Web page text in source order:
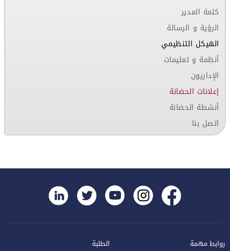
كلمة المدير
الرؤية و الرسالة
الهيكل التنظيمي
أنظمة و تعليمات
الإداريون
إعلانات الحضانة
أنشطة الحضانة
اتصل بنا
روابط مهمة الطلبة